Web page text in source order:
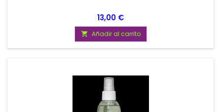
Precio
13,00 €
 Añadir al carrito